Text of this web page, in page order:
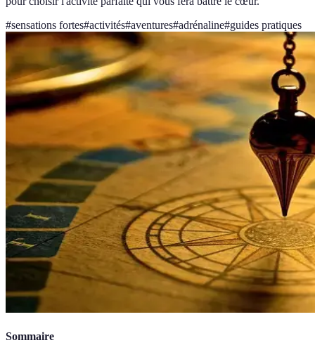
#sensations fortes#activités#aventures#adrénaline#guides pratiques
Sommaire